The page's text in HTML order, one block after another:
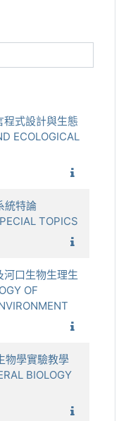
程式設計與生態
ECOLOGICAL
統特論
TOPICS
河口生物生理生
OF
物學實驗教學
BIOLOGY